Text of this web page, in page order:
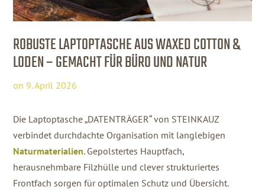
ROBUSTE LAPTOPTASCHE AUS WAXED COTTON &
LODEN – GEMACHT FÜR BÜRO UND NATUR
on9. April 2026
Die Laptoptasche „DATENTRÄGER“ von STEINKAUZ
verbindet durchdachte Organisation mit langlebigen
Naturmaterialien. Gepolstertes Hauptfach,
herausnehmbare Filzhülle und clever strukturiertes
Frontfach sorgen für optimalen Schutz und Übersicht.